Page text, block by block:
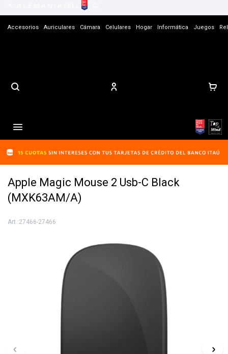
Accesorios Auriculares Cámara Celulares Hogar Informática Juegos

Apple Magic Mouse 2 Usb-C Black
(MXK63AM/A)
27466-27466